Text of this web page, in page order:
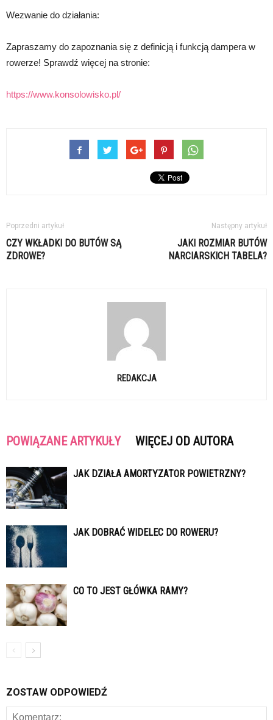
Wezwanie do działania:
Zapraszamy do zapoznania się z definicją i funkcją dampera w
rowerze! Sprawdź więcej na stronie:
https://www.konsolowisko.pl/
Poprzedni artykuł
CZY WKŁADKI DO BUTÓW SĄ
ZDROWE?
Następny artykuł
JAKI ROZMIAR BUTÓW
NARCIARSKICH TABELA?
REDAKCJA
POWIĄZANE ARTYKUŁY WIĘCEJ OD AUTORA
JAK DZIAŁA AMORTYZATOR POWIETRZNY?
JAK DOBRAĆ WIDELEC DO ROWERU?
CO TO JEST GŁÓWKA RAMY?
ZOSTAW ODPOWIEDŹ